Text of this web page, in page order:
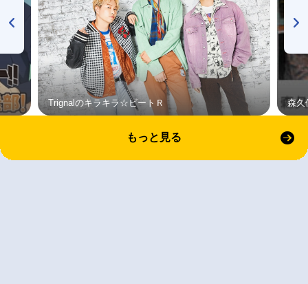
Trignalのキラキラ☆ビートＲ 森久
もっと見る